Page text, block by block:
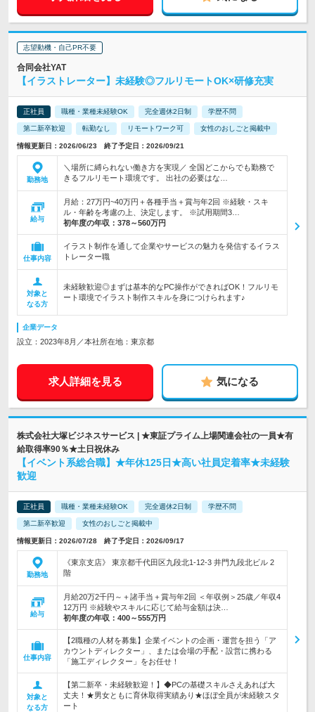
志望動機・自己PR不要
合同会社YAT
【イラストレーター】未経験◎フルリモートOK×研修充実
正社員 職種・業種未経験OK 完全週休2日制 学歴不問
第二新卒歓迎 転勤なし リモートワーク可 女性のおしごと掲載中
情報更新日：2026/06/23 終了予定日：2026/09/21
勤務地
＼場所に縛られない働き方を実現／ 全国どこからでも勤務で
きるフルリモート環境です。 出社の必要はな…
給与
月給：27万円~40万円＋各種手当＋賞与年2回 ※経験・スキ
ル・年齢を考慮の上、決定します。 ※試用期間3…
初年度の年収： 378～560万円
仕事内容
イラスト制作を通して企業やサービスの魅力を発信するイラス
トレーター職
対象と
なる方
未経験歓迎◎まずは基本的なPC操作ができればOK！フルリモ
ート環境でイラスト制作スキルを身につけられます♪
企業データ
設立：2023年8月／本社所在地：東京都
求人詳細を見る 気になる
株式会社大塚ビジネスサービス | ★東証プライム上場関連会社の一員★有
給取得率90％★土日祝休み
【イベント系総合職】★年休125日★高い社員定着率★未経験
歓迎
正社員 職種・業種未経験OK 完全週休2日制 学歴不問
第二新卒歓迎 女性のおしごと掲載中
情報更新日：2026/07/28 終了予定日：2026/09/17
勤務地
《東京支店》 東京都千代田区九段北1-12-3 井門九段北ビル 2
階
給与
月給20万2千円～＋諸手当＋賞与年2回 ＜年収例＞25歳／年収4
12万円 ※経験やスキルに応じて給与金額は決…
初年度の年収： 400～555万円
仕事内容
【2職種の人材を募集】企業イベントの企画・運営を担う「ア
カウントディレクター」、または会場の手配・設営に携わる
「施工ディレクター」をお任せ！
対象と
なる方
【第二新卒・未経験歓迎！】◆PCの基礎スキルさえあれば大
丈夫！★男女ともに育休取得実績あり★ほぼ全員が未経験スタ
ート